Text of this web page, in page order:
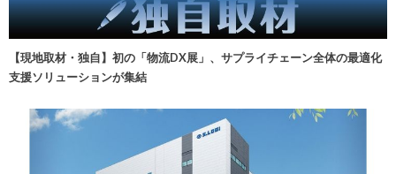
【現地取材・独自】初の「物流DX展」、サプライチェーン全体の最適化
支援ソリューションが集結